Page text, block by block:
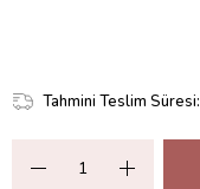
Tahmini Teslim Süresi: